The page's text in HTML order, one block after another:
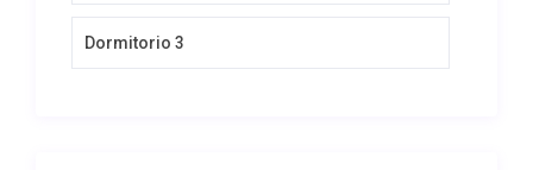
Dormitorio 3